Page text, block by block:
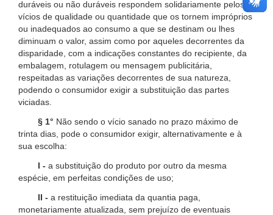
duráveis ou não duráveis respondem solidariamente pelos
vícios de qualidade ou quantidade que os tornem impróprios
ou inadequados ao consumo a que se destinam ou lhes
diminuam o valor, assim como por aqueles decorrentes da
disparidade, com a indicações constantes do recipiente, da
embalagem, rotulagem ou mensagem publicitária,
respeitadas as variações decorrentes de sua natureza,
podendo o consumidor exigir a substituição das partes
viciadas.
§ 1° Não sendo o vício sanado no prazo máximo de
trinta dias, pode o consumidor exigir, alternativamente e à
sua escolha:
I - a substituição do produto por outro da mesma
espécie, em perfeitas condições de uso;
II - a restituição imediata da quantia paga,
monetariamente atualizada, sem prejuízo de eventuais